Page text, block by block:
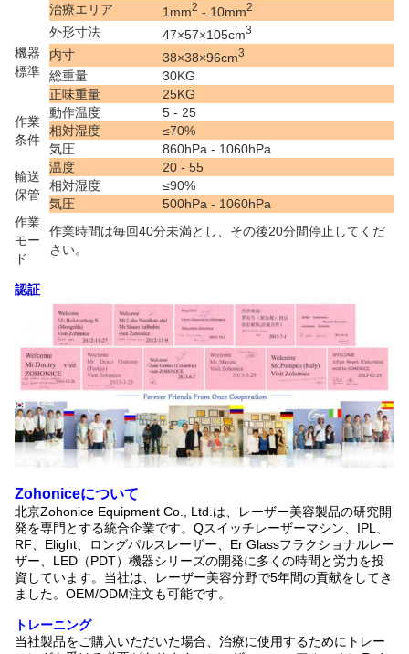
治療エリア
1mm2 - 10mm2
機器
標準
外形寸法 47×57×105cm3
内寸 38×38×96cm3
総重量
30KG
正味重量
25KG
作業
条件
動作温度
5 - 25
相対湿度
≤70%
気圧
860hPa - 1060hPa
輸送
保管
温度
20 - 55
相対湿度
≤90%
気圧
500hPa - 1060hPa
作業
モー
ド
作業時間は毎回40分未満とし、その後20分間停止してくだ
さい。
認証
Zohoniceについて
北京Zohonice Equipment Co., Ltd.は、レーザー美容製品の研究開
発を専門とする統合企業です。Qスイッチレーザーマシン、IPL、
RF、Elight、ロングパルスレーザー、Er Glassフラクショナルレー
ザー、LED（PDT）機器シリーズの開発に多くの時間と労力を投
資しています。当社は、レーザー美容分野で5年間の貢献をしてき
ました。OEM/ODM注文も可能です。
トレーニング
当社製品をご購入いただいた場合、治療に使用するためにトレー